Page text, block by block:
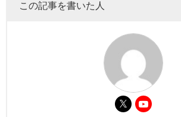
この記事を書いた人